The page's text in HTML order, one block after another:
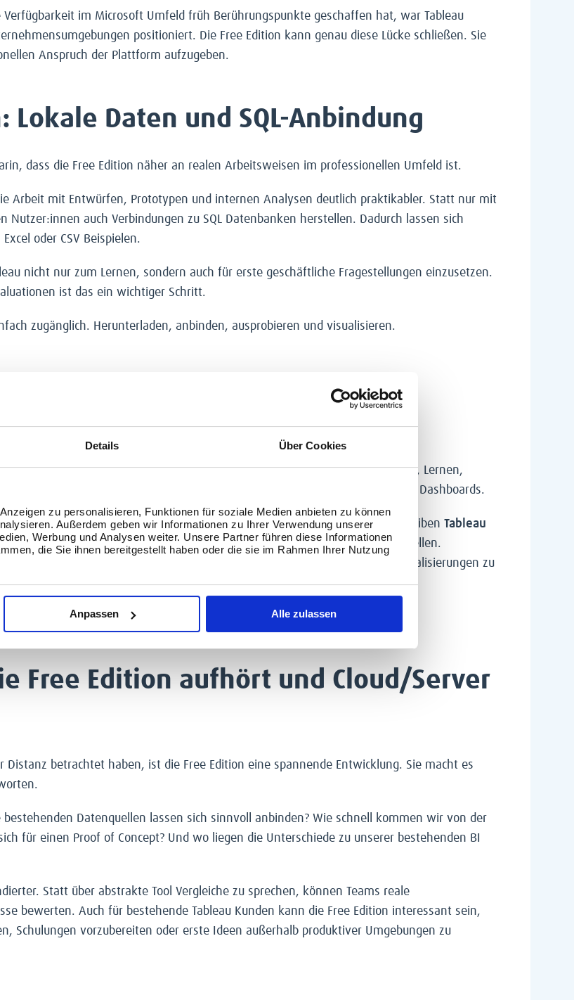
Details Über Cookies
zu personalisieren, Funktionen für soziale Medien anbieten zu können
Außerdem geben wir Informationen zu Ihrer Verwendung unserer
Werbung und Analysen weiter. Unsere Partner führen diese Informationen
die Sie ihnen bereitgestellt haben oder die sie im Rahmen Ihrer Nutzung
Anpassen Alle zulassen
im Microsoft Umfeld früh Berührungspunkte geschaffen hat, war Tableau
positioniert. Die Free Edition kann genau diese Lücke schließen. Sie
Anspruch der Plattform aufzugeben.
Daten und SQL-Anbindung
dass die Free Edition näher an realen Arbeitsweisen im professionellen Umfeld ist.
Arbeit mit Entwürfen, Prototypen und internen Analysen deutlich praktikabler. Statt nur mit
auch Verbindungen zu SQL Datenbanken herstellen. Dadurch lassen sich
oder CSV Beispielen.
nicht nur zum Lernen, sondern auch für erste geschäftliche Fragestellungen einzusetzen.
ist das ein wichtiger Schritt.
zugänglich. Herunterladen, anbinden, ausprobieren und visualisieren.
Lizenzen kündigen?
nötig.
sagt, eine Desktop Lösung. Sie eignet sich sehr gut für individuelles Arbeiten, Lernen,
Umgebungen endet der Bedarf jedoch selten beim lokalen Erstellen eines Dashboards.
abgesichert und in bestehende Prozesse integriert werden sollen, bleiben Tableau
Denn in Unternehmen geht es nicht nur darum, ein Dashboard zu erstellen.
sauber zu steuern, Datenquellen zuverlässig zu verwalten, Aktualisierungen zu
Analytics-Strukturen in der Organisation zu verankern.
sondern ergänzt sie um einen deutlich leichteren Einstieg.
Free Edition aufhört und Cloud/Server
betrachtet haben, ist die Free Edition eine spannende Entwicklung. Sie macht es
Datenquellen lassen sich sinnvoll anbinden? Wie schnell kommen wir von der
für einen Proof of Concept? Und wo liegen die Unterschiede zu unserer bestehenden BI
Statt über abstrakte Tool Vergleiche zu sprechen, können Teams reale
bewerten. Auch für bestehende Tableau Kunden kann die Free Edition interessant sein,
Schulungen vorzubereiten oder erste Ideen außerhalb produktiver Umgebungen zu